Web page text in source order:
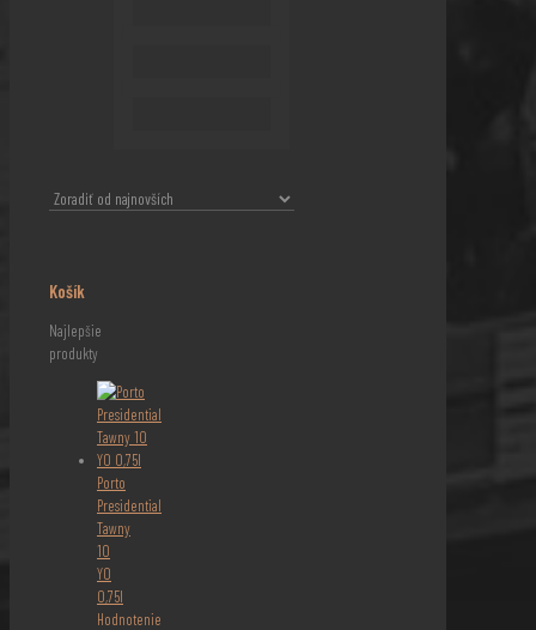
Košík
Najlepšie
produkty
Porto
Presidential
Tawny
10
YO
0,75l
Hodnotenie